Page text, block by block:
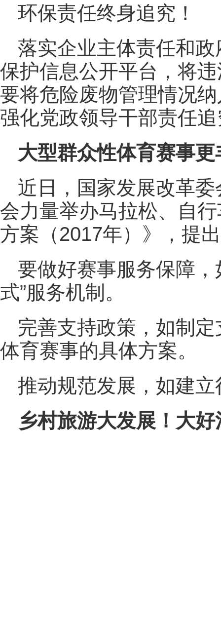
环保责任终身追究！
落实企业主体责任和
保护信息公开平台，将
要将危险废物管理情况
强化党政领导干部责任
大型群众性体育赛事
近日，国家发展改革
会力量举办马拉松、自
方案（2017年）》，提
要做好赛事服务保障
式”服务机制。
完善支持政策，如制
体育赛事的具体方案。
推动规范发展，如建
乡村旅游大发展！大